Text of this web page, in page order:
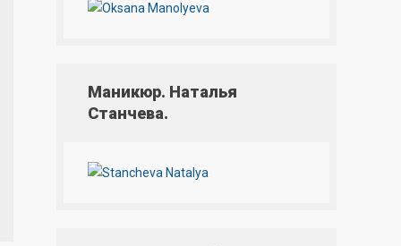
Маникюр. Наталья
Станчева.